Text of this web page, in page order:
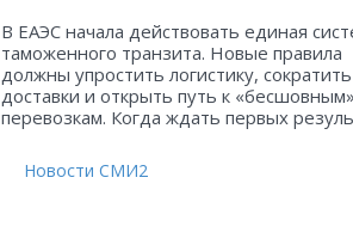
В ЕАЭС начала действовать единая
таможенного транзита. Новые правила
должны упростить логистику,
доставки и открыть путь к «бесшовным»
перевозкам. Когда ждать первых
Новости СМИ2